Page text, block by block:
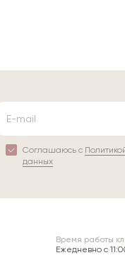
Соглашаюсь с
данных
Время работы
Ежедневно с